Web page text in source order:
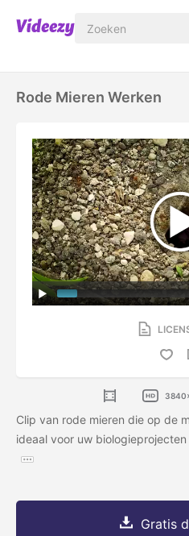
Rode Mieren Werken
Clip van rode mieren die op de
ideaal voor uw
Gratis